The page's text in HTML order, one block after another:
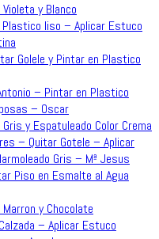
y Blanco
liso – Aplicar Estuco
Golele y Pintar en Plastico
– Pintar en Plastico
– Oscar
y Espatuleado Color Crema
– Quitar Gotele – Aplicar
Gris – Mª Jesus
Piso en Esmalte al Agua
y Chocolate
– Aplicar Estuco